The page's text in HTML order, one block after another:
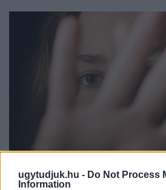
ugytudjuk.hu - Do Not Process
Information